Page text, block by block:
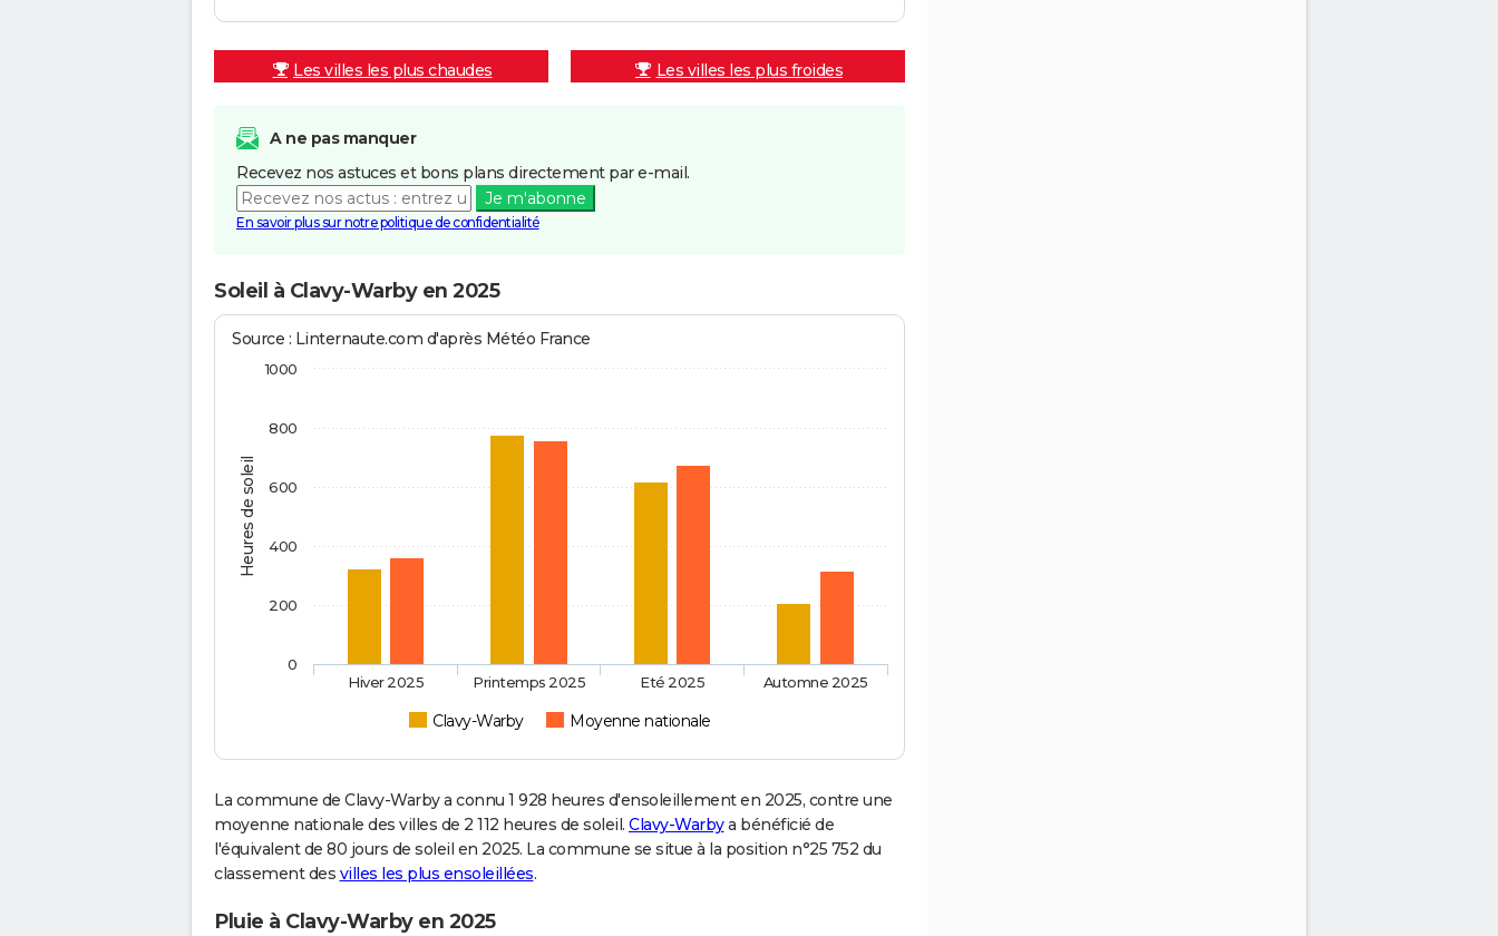
Les villes les plus chaudes Les villes les plus froides
A ne pas manquer
Recevez nos astuces et bons plans directement par e-mail.
Je m'abonne
En savoir plus sur notre politique de confidentialité
Soleil à Clavy-Warby en 2025
Heures de soleil
Source : Linternaute.com d'après Météo France
Clavy-Warby Moyenne nationale
Hiver 2025 Printemps 2025 Eté 2025 Automne 2025
0
200
400
600
800
1000
La commune de Clavy-Warby a connu 1 928 heures d'ensoleillement en 2025, contre une
moyenne nationale des villes de 2 112 heures de soleil. Clavy-Warbya bénéficié de
l'équivalent de 80 jours de soleil en 2025. La commune se situe à la position n°25 752 du
classement des villes les plus ensoleillées.
Pluie à Clavy-Warby en 2025